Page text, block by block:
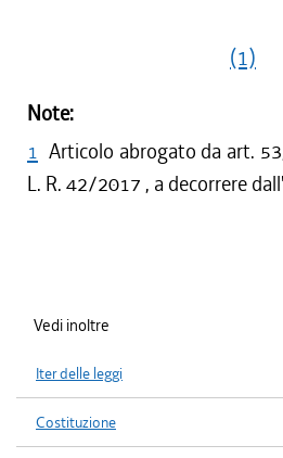
(1)
Note:
1 Articolo abrogato da art.
L. R. 42/2017 , a decorrere
Vedi inoltre
Iter delle leggi
Costituzione